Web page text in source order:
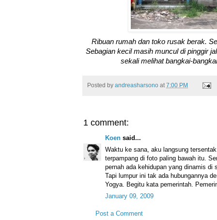
Ribuan rumah dan toko rusak berak.
Sebagian kecil masih muncul di pinggir
sekali melihat bangkai-
Posted by andreasharsono at 7:00 PM
1 comment:
Koen said...
Waktu ke sana, aku langsung
terpampang di foto paling bawah itu.
pernah ada kehidupan yang dinamis di
Tapi lumpur ini tak ada hubungannya
Yogya. Begitu kata pemerintah.
January 09, 2009
Post a Comment